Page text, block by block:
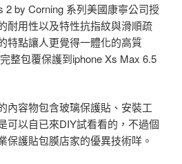
2 by Corning 系列美國康寧公司授
耐用性以及特性抗指紋與滑順疏
特點讓人更覺得一體化的高質
整包覆保護到iphone Xs Max 6.5
內容物包含玻璃保護貼、安裝工
可以自已來DIY試看看的，不過個
保護貼包膜店家的優異技術咩。